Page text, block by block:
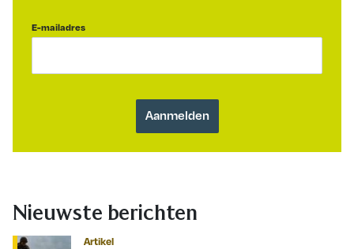
E-mailadres
Nieuwste berichten
Artikel